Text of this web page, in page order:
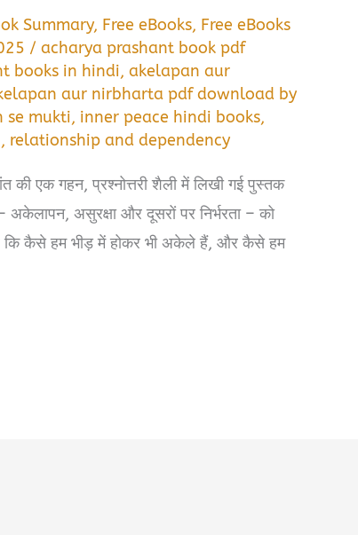
Summary, Free eBooks, Free eBooks
/acharya prashant book pdf
books in hindi,akelapan aur
aur nirbharta pdf download by
se mukti, inner peace hindi books,
, relationship and dependency
की एक गहन, प्रश्नोत्तरी शैली में लिखी गई पुस्तक
असुरक्षा और दूसरों पर निर्भरता – को
कि कैसे हम भीड़ में होकर भी अकेले हैं, और कैसे हम